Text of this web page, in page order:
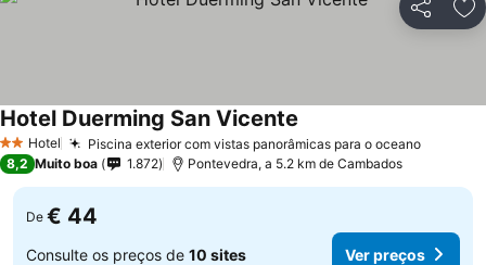
Partilhar
2 Estrelas
Hotel Piscina exterior com vistas panorâmicas para o oceano
Hotel Duerming San Vicente
8,2 Muito boa 1.872 Pontevedra, a 5.2 km de Cambados
De € 44
Consulte os preços de 10 sites Ver preços